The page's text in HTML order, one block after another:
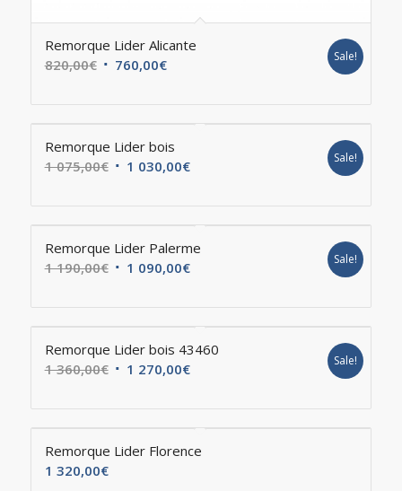
Remorque Lider Alicante
820,00€ 760,00€ Sale!
Remorque Lider bois
1 075,00€ 1 030,00€ Sale!
Remorque Lider Palerme
1 190,00€ 1 090,00€ Sale!
Remorque Lider bois 43460
1 360,00€ 1 270,00€ Sale!
Remorque Lider Florence
1 320,00€